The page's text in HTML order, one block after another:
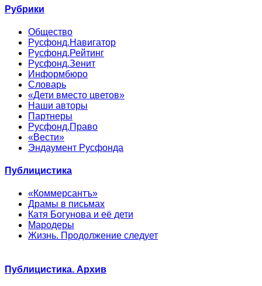
Рубрики
Общество
Русфонд.Навигатор
Русфонд.Рейтинг
Русфонд.Зенит
Информбюро
Словарь
«Дети вместо цветов»
Наши авторы
Партнеры
Русфонд.Право
«Вести»
Эндаумент Русфонда
Публицистика
«Коммерсантъ»
Драмы в письмах
Катя Богунова и её дети
Мародеры
Жизнь. Продолжение следует
Публицистика. Архив